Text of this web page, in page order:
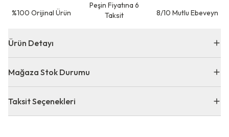
⁠%100 Orijinal Ürün
Peşin Fiyatına 6
Taksit
8/10 Mutlu Ebeveyn
Ürün Detayı
Mağaza Stok Durumu
Taksit Seçenekleri